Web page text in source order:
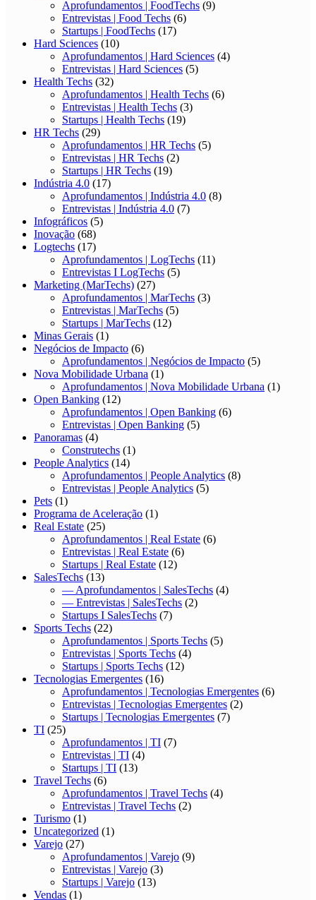
Aprofundamentos | FoodTechs (9)
Entrevistas | Food Techs (6)
Startups | FoodTechs (17)
Hard Sciences (10)
Aprofundamentos | Hard Sciences (4)
Entrevistas | Hard Sciences (5)
Health Techs (32)
Aprofundamentos | Health Techs (6)
Entrevistas | Health Techs (3)
Startups | Health Techs (19)
HR Techs (29)
Aprofundamentos | HR Techs (5)
Entrevistas | HR Techs (2)
Startups | HR Techs (19)
Indústria 4.0 (17)
Aprofundamentos | Indústria 4.0 (8)
Entrevistas | Indústria 4.0 (7)
Infográficos (5)
Inovação (68)
Logtechs (17)
Aprofundamentos | LogTechs (11)
Entrevistas I LogTechs (5)
Marketing (MarTechs) (27)
Aprofundamentos | MarTechs (3)
Entrevistas | MarTechs (5)
Startups | MarTechs (12)
Minas Gerais (1)
Negócios de Impacto (6)
Aprofundamentos | Negócios de Impacto (5)
Nova Mobilidade Urbana (1)
Aprofundamentos | Nova Mobilidade Urbana (1)
Open Banking (12)
Aprofundamentos | Open Banking (6)
Entrevistas | Open Banking (5)
Panoramas (4)
Construtechs (1)
People Analytics (14)
Aprofundamentos | People Analytics (8)
Entrevistas | People Analytics (5)
Pets (1)
Programa de Aceleração (1)
Real Estate (25)
Aprofundamentos | Real Estate (6)
Entrevistas | Real Estate (6)
Startups | Real Estate (12)
SalesTechs (13)
— Aprofundamentos | SalesTechs (4)
— Entrevistas | SalesTechs (2)
Startups I SalesTechs (7)
Sports Techs (22)
Aprofundamentos | Sports Techs (5)
Entrevistas | Sports Techs (4)
Startups | Sports Techs (12)
Tecnologias Emergentes (16)
Aprofundamentos | Tecnologias Emergentes (6)
Entrevistas | Tecnologias Emergentes (2)
Startups | Tecnologias Emergentes (7)
TI (25)
Aprofundamentos | TI (7)
Entrevistas | TI (4)
Startups | TI (13)
Travel Techs (6)
Aprofundamentos | Travel Techs (4)
Entrevistas | Travel Techs (2)
Turismo (1)
Uncategorized (1)
Varejo (27)
Aprofundamentos | Varejo (9)
Entrevistas | Varejo (3)
Startups | Varejo (13)
Vendas (1)